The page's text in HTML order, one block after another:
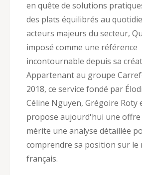
en quête de solutions
des plats équilibrés au
acteurs majeurs du secteur,
imposé comme une référence
incontournable depuis sa
Appartenant au groupe
2018, ce service fondé par
Céline Nguyen, Grégoire Roty
propose aujourd'hui une offre
mérite une analyse détaillée
comprendre sa position sur le
français.